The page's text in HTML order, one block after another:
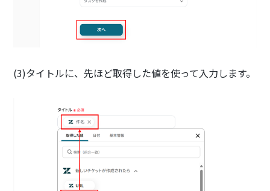
(3)タイトルに、先ほど取得した値を使って入力します。